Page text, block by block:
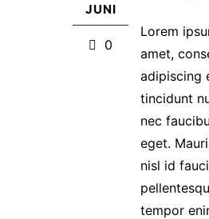
JUNI
0
Lorem
amet,
adipiscing
tincidunt
nec
eget.
nisl id
tempor